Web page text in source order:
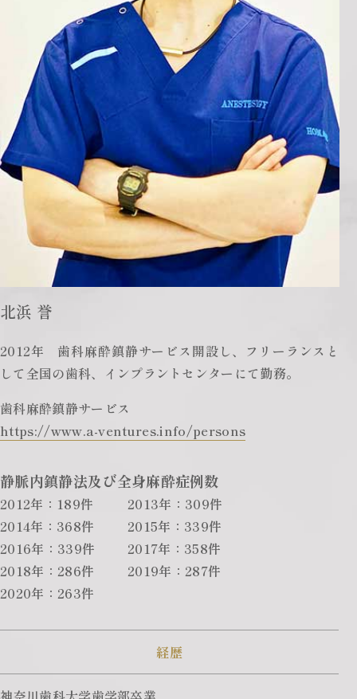
北浜 誉
2012年 歯科麻酔鎮静サービス開設し、フリーランスと
して全国の歯科、インプラントセンターにて勤務。
歯科麻酔鎮静サービス
https://www.a-ventures.info/persons
静脈内鎮静法及び全身麻酔症例数
2012年：189件
2013年：309件
2014年：368件
2015年：339件
2016年：339件
2017年：358件
2018年：286件
2019年：287件
2020年：263件
経歴